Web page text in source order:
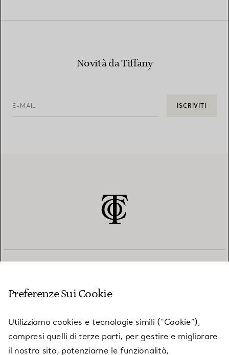
Novità da Tiffany
E-MAIL ISCRIVITI
SU TIFFANY & CO.
Preferenze Sui Cookie
Utilizziamo cookies e tecnologie simili (“Cookie”),
compresi quelli di terze parti, per gestire e migliorare
il nostro sito, potenziarne le funzionalità,